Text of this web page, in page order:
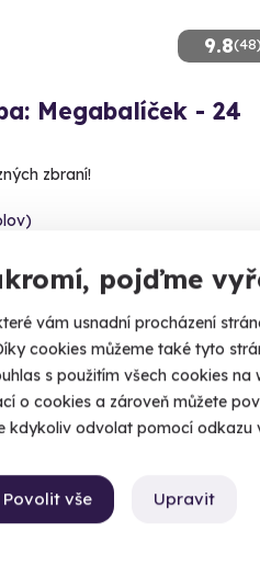
pojďme
vám usnadní procházení
cookies můžeme také tyto
s použitím všech cookies na
o cookies a zároveň můžete
kdykoliv odvolat pomocí odkazu
Upravit
Povolit vše
9.8(48)
Megabalíček - 24
zbraní!
2026